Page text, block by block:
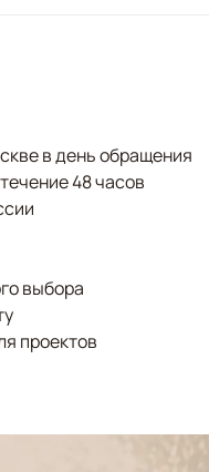
в день обращения
48 часов
выбора
проектов